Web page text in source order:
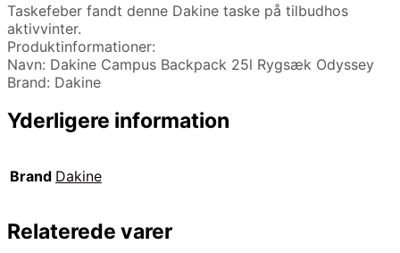
Taskefeber fandt denne Dakine taske på tilbudhos
aktivvinter.
Produktinformationer:
Navn: Dakine Campus Backpack 25l Rygsæk Odyssey
Brand: Dakine
Yderligere information
Brand Dakine
Relaterede varer